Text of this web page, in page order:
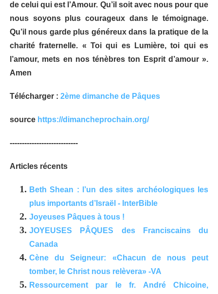
de celui qui est l’Amour. Qu’il soit avec nous pour que
nous soyons plus courageux dans le témoignage.
Qu’il nous garde plus généreux dans la pratique de la
charité fraternelle. « Toi qui es Lumière, toi qui es
l’amour, mets en nos ténèbres ton Esprit d’amour ».
Amen
Télécharger : 2ème dimanche de Pâques
source https://dimancheprochain.org/
----------------------------
Articles récents
Beth Shean : l’un des sites archéologiques les
plus importants d’Israël - InterBible
Joyeuses Pâques à tous !
JOYEUSES PÂQUES des Franciscains du
Canada
Cène du Seigneur: «Chacun de nous peut
tomber, le Christ nous relèvera» -VA
Ressourcement par le fr. André Chicoine,